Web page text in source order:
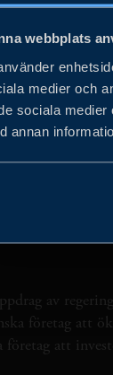
webbplats
medier och
sociala
annan
av
företag att
att